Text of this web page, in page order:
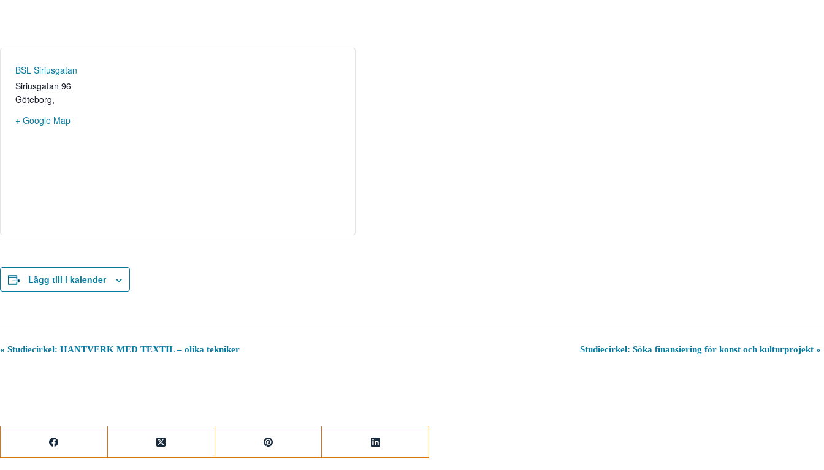
BSL Siriusgatan
Siriusgatan 96
Göteborg,
+ Google Map
Lägg till i kalender
E
n
n
« Studiecirkel: HANTVERK MED TEXTIL – olika tekniker Studiecirkel: Söka finansiering för konst och kulturprojekt »